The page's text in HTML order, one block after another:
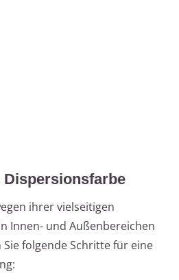
ihrer vielseitigen
Innen- und Außenbereichen
folgende Schritte für eine